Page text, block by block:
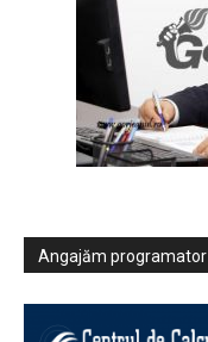
Angajăm programator